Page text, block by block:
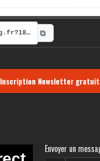
https://radio-g.fr?18210 ⧉
Inscription Newsletter
Envoyer un